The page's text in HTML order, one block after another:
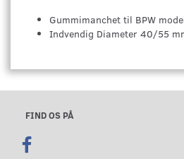
Gummimanchet til BPW
Indvendig Diameter 40/55
FIND OS PÅ